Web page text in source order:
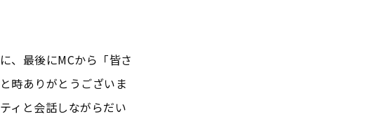
、最後にMCから「皆さ
時ありがとうございま
ィと会話しながらだい